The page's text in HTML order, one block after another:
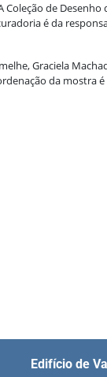
de Desenho
é da
Graciela
da mostra
Edifício de